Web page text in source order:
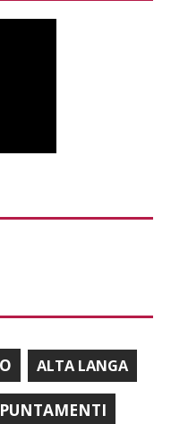
ALTA LANGA